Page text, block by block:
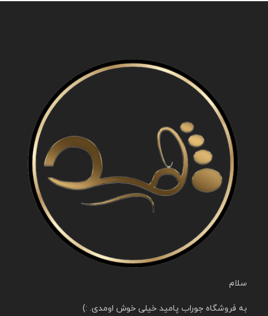
سلام
به فروشگاه جوراب پامید خیلی خوش اومدی. :)